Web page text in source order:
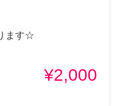
ます☆
¥2,000